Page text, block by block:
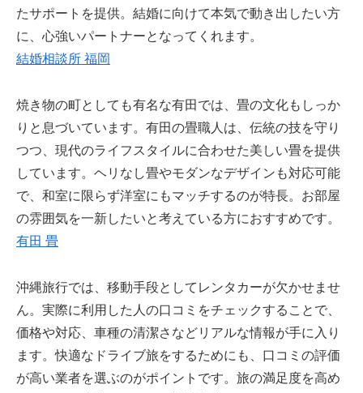
たサポートを提供。結婚に向けて本気で動き出したい方
に、心強いパートナーとなってくれます。
結婚相談所 福岡
焼き物の町としても有名な有田では、畳の文化もしっか
りと息づいています。有田の畳職人は、伝統の技を守り
つつ、現代のライフスタイルに合わせた美しい畳を提供
しています。ヘリなし畳やモダンなデザインも対応可能
で、和室に限らず洋室にもマッチするのが特長。お部屋
の雰囲気を一新したいと考えている方におすすめです。
有田 畳
沖縄旅行では、移動手段としてレンタカーが欠かせませ
ん。実際に利用した人の口コミをチェックすることで、
価格や対応、車種の清潔さなどリアルな情報が手に入り
ます。快適なドライブ旅をするためにも、口コミの評価
が高い業者を選ぶのがポイントです。旅の満足度を高め